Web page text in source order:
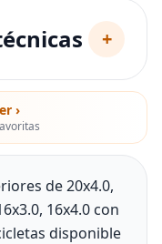
+
›
de 20x4.0,
16x4.0 con
disponible